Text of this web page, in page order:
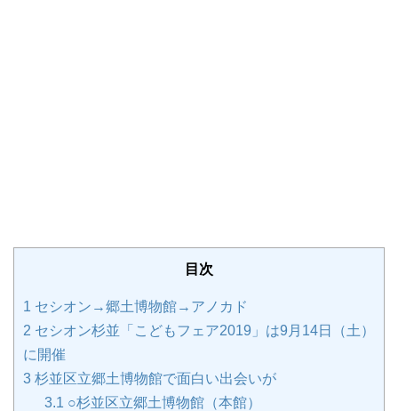
目次
1 セシオン→郷土博物館→アノカド
2 セシオン杉並「こどもフェア2019」は9月14日（土）
に開催
3 杉並区立郷土博物館で面白い出会いが
3.1 ○杉並区立郷土博物館（本館）